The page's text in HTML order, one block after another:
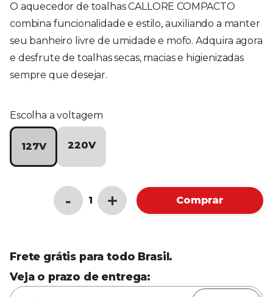
O aquecedor de toalhas CALLORE COMPACTO
combina funcionalidade e estilo, auxiliando a manter
seu banheiro livre de umidade e mofo. Adquira agora
e desfrute de toalhas secas, macias e higienizadas
sempre que desejar.
Escolha a voltagem
127V 220V
- + Comprar
Frete grátis para todo Brasil.
Veja o prazo de entrega: